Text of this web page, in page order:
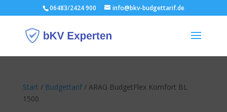
06483/2424 900 info@bkv-budgettarif.de
Start / Budgettarif/ ARAG BudgetFlex Komfort BL
1500